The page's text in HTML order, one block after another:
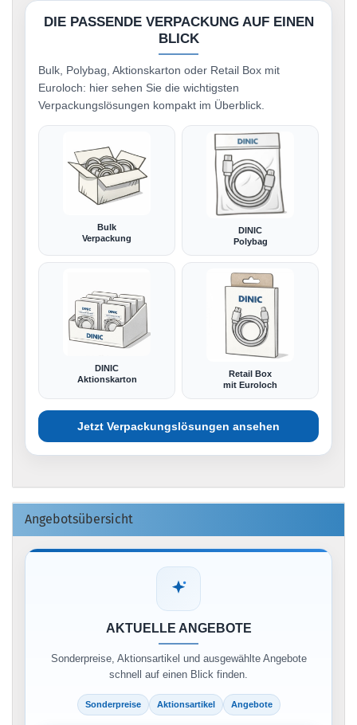
DIE PASSENDE VERPACKUNG AUF EINEN
BLICK
Bulk, Polybag, Aktionskarton oder Retail Box mit
Euroloch: hier sehen Sie die wichtigsten
Verpackungslösungen kompakt im Überblick.
Bulk
Verpackung
DINIC
Polybag
DINIC
Aktionskarton
Retail Box
mit Euroloch
Jetzt Verpackungslösungen ansehen
Angebotsübersicht
AKTUELLE ANGEBOTE
Sonderpreise, Aktionsartikel und ausgewählte Angebote
schnell auf einen Blick finden.
Sonderpreise Aktionsartikel Angebote